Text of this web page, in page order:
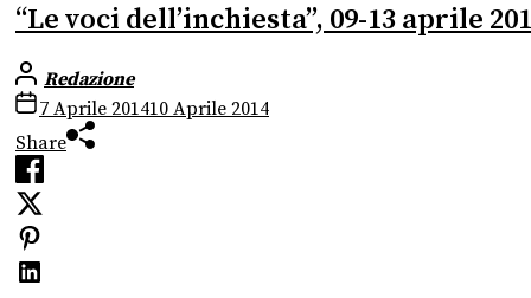
“Le voci dell’inchiesta”, 09-13 aprile
Redazione
7 Aprile 201410 Aprile 2014
Share